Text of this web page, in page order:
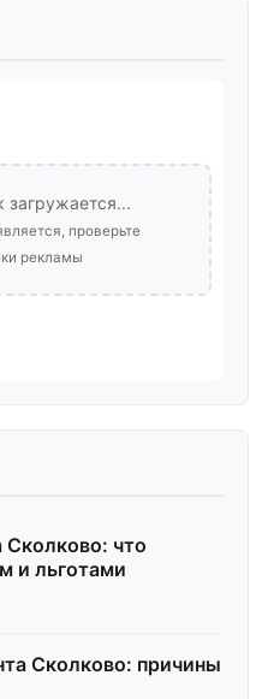
загружается...
проверьте
рекламы
Сколково: что
и льготами
Сколково: причины